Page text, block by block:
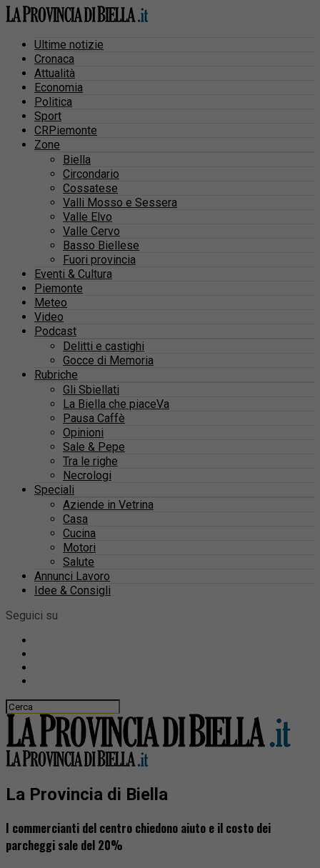
Ultime notizie
Cronaca
Attualità
Economia
Politica
Sport
CRPiemonte
Zone
Biella
Circondario
Cossatese
Valli Mosso e Sessera
Valle Elvo
Valle Cervo
Basso Biellese
Fuori provincia
Eventi & Cultura
Piemonte
Meteo
Video
Podcast
Delitti e castighi
Gocce di Memoria
Rubriche
Gli Sbiellati
La Biella che piaceVa
Pausa Caffè
Opinioni
Sale & Pepe
Tra le righe
Necrologi
Speciali
Aziende in Vetrina
Casa
Cucina
Motori
Salute
Annunci Lavoro
Idee & Consigli
Seguici su
La Provincia di Biella
I commercianti del centro chiedono aiuto e il costo dei
parcheggi sale del 20%